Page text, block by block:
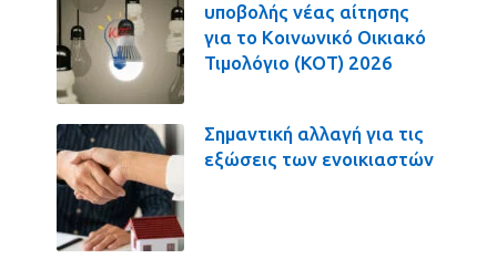
υποβολής νέας αίτησης
για το Κοινωνικό Οικιακό
Τιμολόγιο (ΚΟΤ) 2026
Σημαντική αλλαγή για τις
εξώσεις των ενοικιαστών